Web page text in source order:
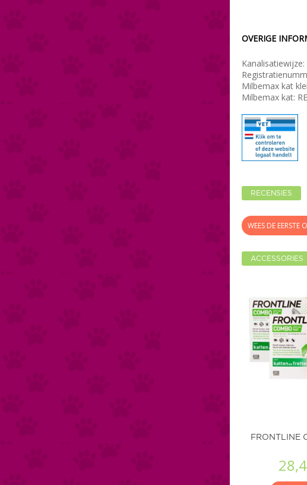
OVERIGE
Kanalisatiewijze:
Milbemax kat
Milbemax kat:
RECENSIES
WEES DE EERSTE
ACCESSORIES
FRONTLINE